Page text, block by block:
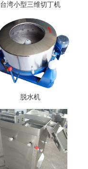
台湾小型三维切丁机
脱水机